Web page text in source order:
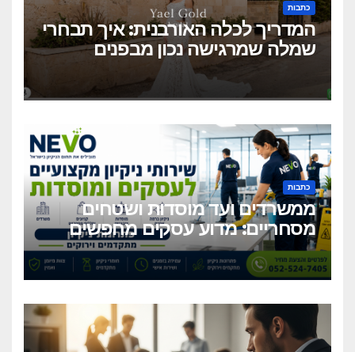
כתבות
המדריך לכלה האורבנית: איך תבחרי
שמלה שמרגישה נכון מבפנים
ונראית מושלם מבחוץ?
כתבות
ממשרדים ועד מוסדות ושטחים
מסחריים: מדוע עסקים מחפשים
כיום שירותי ניקיון מקצועיים
וגמישים?